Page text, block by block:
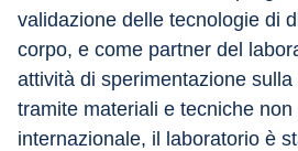
validazione delle tecnologie di
corpo, e come partner del
attività di sperimentazione
tramite materiali e tecniche
internazionale, il laboratorio è